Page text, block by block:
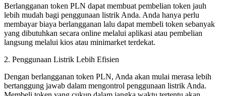
Berlangganan token PLN dapat membuat pembelian token jauh
lebih mudah bagi penggunaan listrik Anda. Anda hanya perlu
membayar biaya berlangganan lalu dapat membeli token sebanyak
yang dibutuhkan secara online melalui aplikasi atau pembelian
langsung melalui kios atau minimarket terdekat.
2. Penggunaan Listrik Lebih Efisien
Dengan berlangganan token PLN, Anda akan mulai merasa lebih
bertanggung jawab dalam mengontrol penggunaan listrik Anda.